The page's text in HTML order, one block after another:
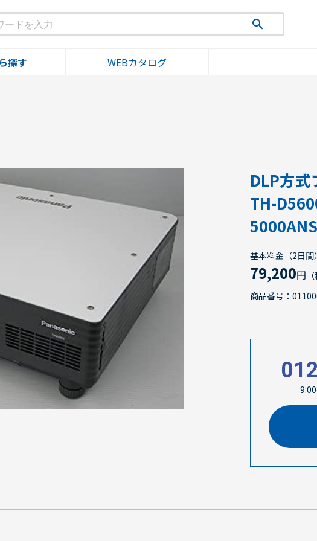
search
探す WEBカタログ
DLP方式
TH-
基本料金（2日間）
79,200円
商品番号：